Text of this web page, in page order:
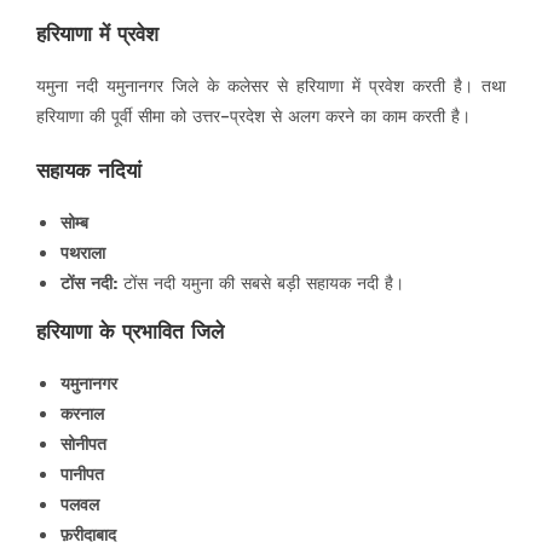
हरियाणा में प्रवेश
यमुना नदी यमुनानगर जिले के कलेसर से हरियाणा में प्रवेश करती है। तथा
हरियाणा की पूर्वी सीमा को उत्तर-प्रदेश से अलग करने का काम करती है।
सहायक नदियां
सोम्ब
पथराला
टोंस नदी:टोंस नदी यमुना की सबसे बड़ी सहायक नदी है।
हरियाणा के प्रभावित जिले
यमुनानगर
करनाल
सोनीपत
पानीपत
पलवल
फ़रीदाबाद